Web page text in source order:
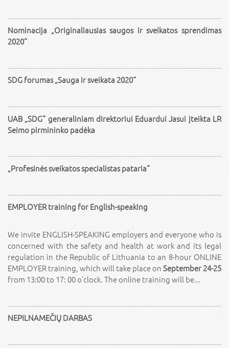
Nominacija „Originaliausias saugos ir sveikatos sprendimas
2020“
SDG forumas „Sauga ir sveikata 2020“
UAB „SDG“ generaliniam direktoriui Eduardui Jasui įteikta LR
Seimo pirmininko padėka
„Profesinės sveikatos specialistas pataria“
EMPLOYER training for English-speaking
We invite ENGLISH-SPEAKING employers and everyone who is
concerned with the safety and health at work and its legal
regulation in the Republic of Lithuania to an 8-hour ONLINE
EMPLOYER training, which will take place onSeptember 24-25
from 13:00 to 17: 00 o’clock. The online training will be...
NEPILNAMEČIŲ DARBAS